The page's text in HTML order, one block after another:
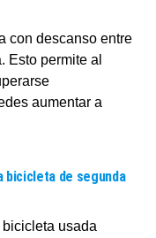
con descanso entre
Esto permite al
aumentar a
de segunda
usada